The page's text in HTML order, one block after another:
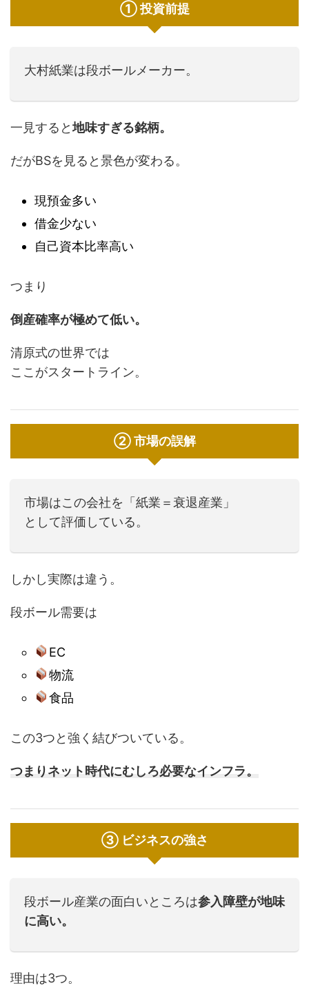
① 投資前提
大村紙業は段ボールメーカー。
一見すると地味すぎる銘柄。
だがBSを見ると景色が変わる。
現預金多い
借金少ない
自己資本比率高い
つまり
倒産確率が極めて低い。
清原式の世界では
ここがスタートライン。
② 市場の誤解
市場はこの会社を「紙業＝衰退産業」
として評価している。
しかし実際は違う。
段ボール需要は
EC
物流
食品
この3つと強く結びついている。
つまりネット時代にむしろ必要なインフラ。
③ ビジネスの強さ
段ボール産業の面白いところは参入障壁が地味
に高い。
理由は3つ。